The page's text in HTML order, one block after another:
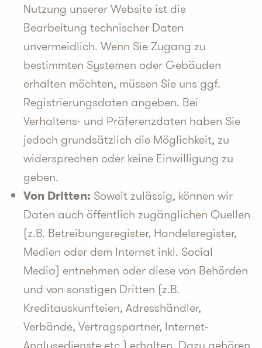
Nutzung unserer Website ist die
Bearbeitung technischer Daten
unvermeidlich. Wenn Sie Zugang zu
bestimmten Systemen oder Gebäuden
erhalten möchten, müssen Sie uns ggf.
Registrierungsdaten angeben. Bei
Verhaltens- und Präferenzdaten haben Sie
jedoch grundsätzlich die Möglichkeit, zu
widersprechen oder keine Einwilligung zu
geben.
Von Dritten: Soweit zulässig, können wir
Daten auch öffentlich zugänglichen Quellen
(z.B. Betreibungsregister, Handelsregister,
Medien oder dem Internet inkl. Social
Media) entnehmen oder diese von Behörden
und von sonstigen Dritten (z.B.
Kreditauskunfteien, Adresshändler,
Verbände, Vertragspartner, Internet-